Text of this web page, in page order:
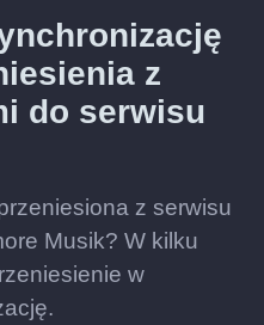
z
do serwisu
z serwisu
Musik? W kilku
w